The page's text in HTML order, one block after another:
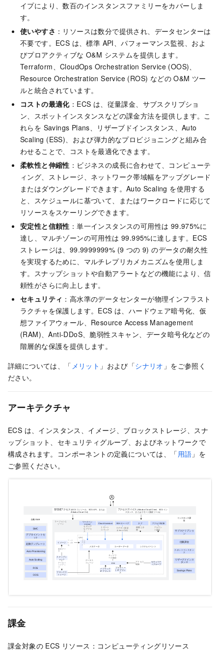
イプにより、数百のインスタンスファミリーをカバーしま
す。
使いやすさ ：リソースは数分で提供され、データセンターは
不要です。ECS は、標準 API、パフォーマンス監視、およ
びプロアクティブな O&M システムを提供します。
Terraform、CloudOps Orchestration Service (OOS)、
Resource Orchestration Service (ROS) などの O&M ツー
ルと統合されています。
コストの最適化：ECS は、従量課金、サブスクリプショ
ン、スポットインスタンスなどの課金方法を提供します。こ
れらを Savings Plans、リザーブドインスタンス、Auto
Scaling (ESS)、および弾力的なプロビジョニングと組み合
わせることで、コストを最適化できます。
柔軟性と伸縮性 ：ビジネスの成長に合わせて、コンピューテ
ィング、ストレージ、ネットワーク帯域幅をアップグレード
またはダウングレードできます。Auto Scaling を使用する
と、スケジュールに基づいて、またはワークロードに応じて
リソースをスケーリングできます。
安定性と信頼性 ：単一インスタンスの可用性は 99.975%に
達し、マルチゾーンの可用性は 99.995%に達します。ECS
ストレージは、99.9999999% (9 つの 9) のデータの耐久性
を実現するために、マルチレプリカメカニズムを使用しま
す。スナップショットや自動アラートなどの機能により、信
頼性がさらに向上します。
セキュリティ ：高水準のデータセンターが物理インフラスト
ラクチャを保護します。ECS は、ハードウェア暗号化、仮
想ファイアウォール、Resource Access Management
(RAM)、Anti-DDoS、脆弱性スキャン、データ暗号化などの
階層的な保護を提供します。
詳細については、「 メリット 」および「シナリオ 」をご参照く
ださい。
アーキテクチャ
ECS は、インスタンス、イメージ、 ブロックストレージ、スナ
ップショット、 セキュリティグループ、およびネットワークで
構成されます。コンポーネントの定義については、「用語 」を
ご参照ください。
課金
課金対象の ECS リソース：コンピューティングリソース